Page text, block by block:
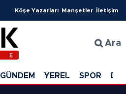
Köşe Yazarları Manşetler İletişim
Ara
GÜNDEM YEREL SPOR